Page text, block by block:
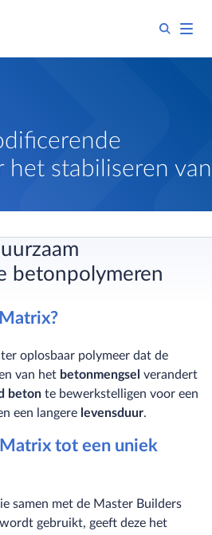
het stabiliseren van
betonpolymeren
oplosbaar polymeer dat de
van het betonmengsel verandert
beton te bewerkstelligen voor een
een langere levensduur.
tot een uniek
samen met de Master Builders
gebruikt, geeft deze het